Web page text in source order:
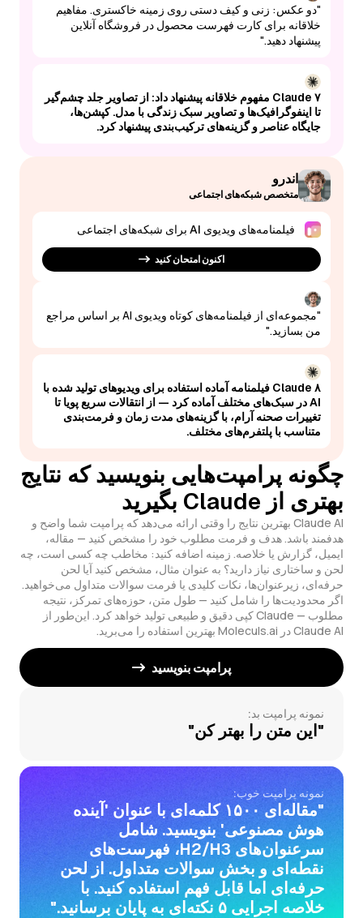
"دو عکس: زنی و کیف دستی روی زمینه خاکستری. مفاهیم
خلاقانه برای کارت فهرست محصول در فروشگاه آنلاین
پیشنهاد دهید."
Claude ۷ مفهوم خلاقانه پیشنهاد داد: از تصاویر جلد چشم‌گیر
تا اینفوگرافیک‌ها و تصاویر سبک زندگی با مدل. کپشن‌ها،
جایگاه عناصر و گزینه‌های ترکیب‌بندی پیشنهاد کرد.
اندرو
متخصص شبکه‌های اجتماعی
فیلمنامه‌های ویدیوی AI برای شبکه‌های اجتماعی
اکنون امتحان کنید
"مجموعه‌ای از فیلمنامه‌های کوتاه ویدیوی AI بر اساس مراجع
من بسازید."
Claude ۸ فیلمنامه آماده استفاده برای ویدیوهای تولید شده با
AI در سبک‌های مختلف آماده کرد — از انتقالات سریع پویا تا
تغییرات صحنه آرام، با گزینه‌های مدت زمان و فرمت‌بندی
متناسب با پلتفرم‌های مختلف.
چگونه پرامپت‌هایی بنویسید که نتایج
بهتری از Claude بگیرید
Claude AI بهترین نتایج را وقتی ارائه می‌دهد که پرامپت شما واضح و
هدفمند باشد. هدف و فرمت مطلوب خود را مشخص کنید — مقاله،
ایمیل، گزارش یا خلاصه. زمینه اضافه کنید: مخاطب چه کسی است، چه
لحن و ساختاری نیاز دارید؟ به عنوان مثال، مشخص کنید آیا لحن
حرفه‌ای، زیرعنوان‌ها، نکات کلیدی یا فرمت سوالات متداول می‌خواهید.
اگر محدودیت‌ها را شامل کنید — طول متن، حوزه‌های تمرکز، نتیجه
مطلوب — Claude کپی دقیق و طبیعی تولید خواهد کرد. این‌طور از
Claude AI در Moleculs.ai بهترین استفاده را می‌برید.
پرامپت بنویسید
نمونه پرامپت بد:
"این متن را بهتر کن"
نمونه پرامپت خوب:
"مقاله‌ای ۱۵۰۰ کلمه‌ای با عنوان 'آینده
هوش مصنوعی' بنویسید. شامل
سرعنوان‌های H2/H3، فهرست‌های
نقطه‌ای و بخش سوالات متداول. از لحن
حرفه‌ای اما قابل فهم استفاده کنید. با
خلاصه اجرایی ۵ نکته‌ای به پایان برسانید."